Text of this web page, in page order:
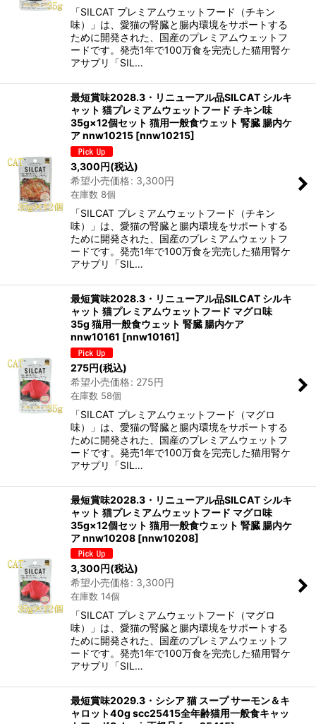
「SILCAT プレミアムウェットフード（チキン
味）」は、愛猫の腎臓と腸内環境をサポートする
ために開発された、国産のプレミアムウェットフ
ードです。発売1年で100万食を完売した猫用腎ケ
アサプリ「SIL…
最短賞味2028.3・リニューアル品SILCAT シルキ
ャット 猫プレミアムウェットフード チキン味
35g×12個セット 猫用一般食ウェット 腎臓 腸内ケ
ア nnw10215 [nnw10215]
3,300円(税込)
希望小売価格: 3,300円
在庫数 8個
「SILCAT プレミアムウェットフード（チキン
味）」は、愛猫の腎臓と腸内環境をサポートする
ために開発された、国産のプレミアムウェットフ
ードです。発売1年で100万食を完売した猫用腎ケ
アサプリ「SIL…
最短賞味2028.3・リニューアル品SILCAT シルキ
ャット 猫プレミアムウェットフード マグロ味
35g 猫用一般食ウェット 腎臓 腸内ケア
nnw10161 [nnw10161]
275円(税込)
希望小売価格: 275円
在庫数 58個
「SILCAT プレミアムウェットフード（マグロ
味）」は、愛猫の腎臓と腸内環境をサポートする
ために開発された、国産のプレミアムウェットフ
ードです。発売1年で100万食を完売した猫用腎ケ
アサプリ「SIL…
最短賞味2028.3・リニューアル品SILCAT シルキ
ャット 猫プレミアムウェットフード マグロ味
35g×12個セット 猫用一般食ウェット 腎臓 腸内ケ
ア nnw10208 [nnw10208]
3,300円(税込)
希望小売価格: 3,300円
在庫数 14個
「SILCAT プレミアムウェットフード（マグロ
味）」は、愛猫の腎臓と腸内環境をサポートする
ために開発された、国産のプレミアムウェットフ
ードです。発売1年で100万食を完売した猫用腎ケ
アサプリ「SIL…
最短賞味2029.3・シシア 猫 スープ サーモン＆キ
ャロット40g scc25415全年齢猫用一般食キャッ